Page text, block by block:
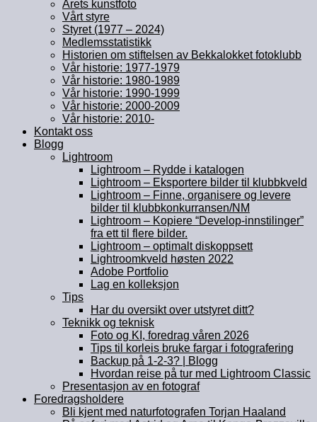
Årets kunstfoto
Vårt styre
Styret (1977 – 2024)
Medlemsstatistikk
Historien om stiftelsen av Bekkalokket fotoklubb
Vår historie: 1977-1979
Vår historie: 1980-1989
Vår historie: 1990-1999
Vår historie: 2000-2009
Vår historie: 2010-
Kontakt oss
Blogg
Lightroom
Lightroom – Rydde i katalogen
Lightroom – Eksportere bilder til klubbkveld
Lightroom – Finne, organisere og levere
bilder til klubbkonkurransen/NM
Lightroom – Kopiere “Develop-innstilinger”
fra ett til flere bilder.
Lightroom – optimalt diskoppsett
Lightroomkveld høsten 2022
Adobe Portfolio
Lag en kolleksjon
Tips
Har du oversikt over utstyret ditt?
Teknikk og teknisk
Foto og KI, foredrag våren 2026
Tips til korleis bruke fargar i fotografering
Backup på 1-2-3? | Blogg
Hvordan reise på tur med Lightroom Classic
Presentasjon av en fotograf
Foredragsholdere
Bli kjent med naturfotografen Torjan Haaland